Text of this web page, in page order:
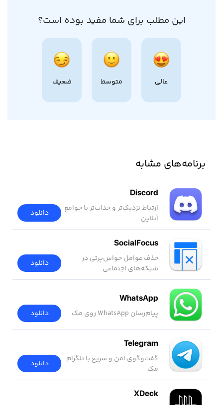
این مطلب برای شما مفید بوده است؟
عالی متوسط ضعیف
برنامه‌های مشابه
Discord
ارتباط نزدیک‌تر و جذاب‌تر با جوامع
آنلاین
دانلود
SocialFocus
حذف عوامل حواس‌پرتی در
شبکه‌های اجتماعی
دانلود
WhatsApp
پیام‌رسان WhatsApp روی مک دانلود
Telegram
گفت‌وگوی امن و سریع با تلگرام
مک
دانلود
XDeck